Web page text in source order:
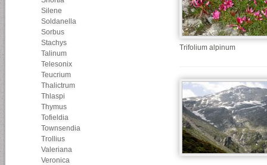
Silene
Soldanella
Sorbus
Stachys
Talinum
Telesonix
Teucrium
Thalictrum
Thlaspi
Thymus
Tofieldia
Townsendia
Trollius
Valeriana
Veronica
Trifolium alpinum